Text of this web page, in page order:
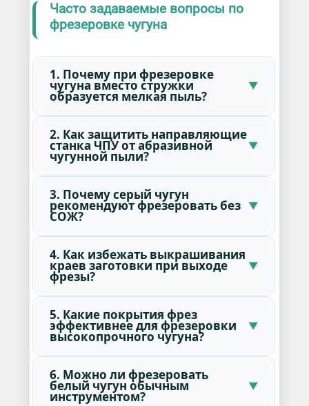
Часто задаваемые вопросы по
фрезеровке чугуна
1. Почему при фрезеровке
чугуна вместо стружки
образуется мелкая пыль?
2. Как защитить направляющие
станка ЧПУ от абразивной
чугунной пыли?
3. Почему серый чугун
рекомендуют фрезеровать без
СОЖ?
4. Как избежать выкрашивания
краев заготовки при выходе
фрезы?
5. Какие покрытия фрез
эффективнее для фрезеровки
высокопрочного чугуна?
6. Можно ли фрезеровать
белый чугун обычным
инструментом?